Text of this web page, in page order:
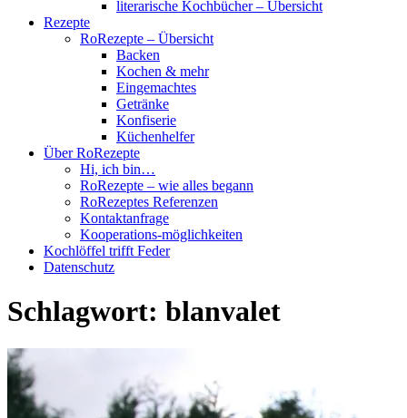
literarische Kochbücher – Übersicht
Rezepte
RoRezepte – Übersicht
Backen
Kochen & mehr
Eingemachtes
Getränke
Konfiserie
Küchenhelfer
Über RoRezepte
Hi, ich bin…
RoRezepte – wie alles begann
RoRezeptes Referenzen
Kontaktanfrage
Kooperations-möglichkeiten
Kochlöffel trifft Feder
Datenschutz
Schlagwort: blanvalet